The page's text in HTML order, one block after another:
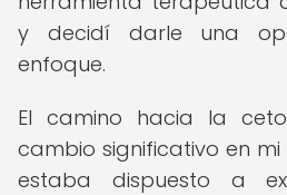
y decidí darle una
enfoque.
El camino hacia la
cambio significativo en
estaba dispuesto a